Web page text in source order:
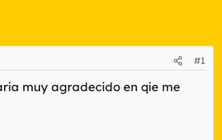
#1
muy agradecido en qie me